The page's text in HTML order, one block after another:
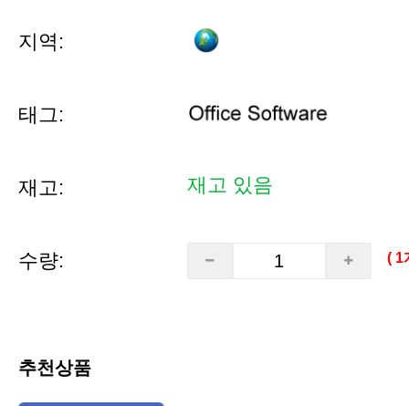
지역:
태그:
재고: 재고 있음
수량: ( 1
추천상품